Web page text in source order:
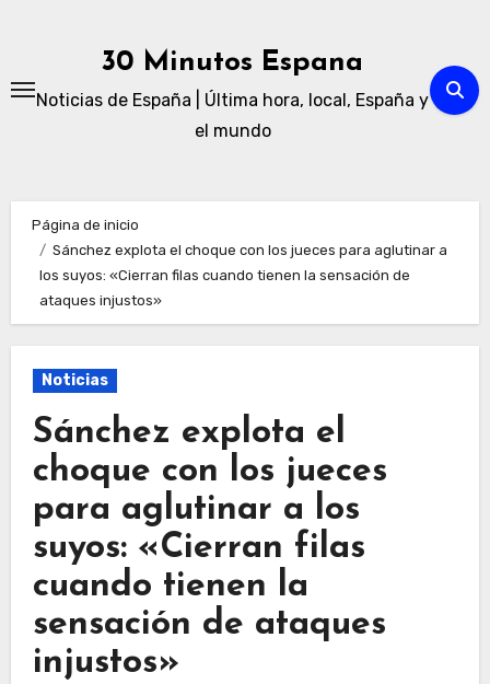
30 Minutos Espana
Noticias de España | Última hora, local, España y
el mundo
Página de inicio
Sánchez explota el choque con los jueces para aglutinar a
los suyos: «Cierran filas cuando tienen la sensación de
ataques injustos»
Noticias
Sánchez explota el
choque con los jueces
para aglutinar a los
suyos: «Cierran filas
cuando tienen la
sensación de ataques
injustos»